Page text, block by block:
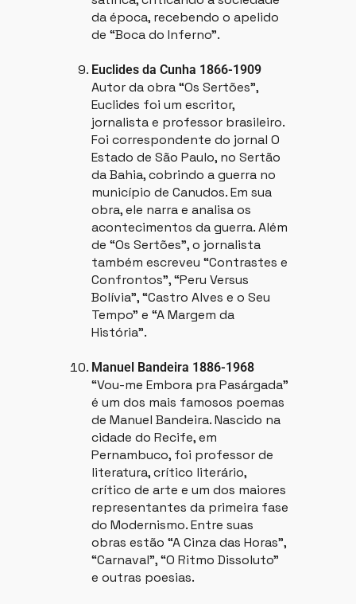
da época, recebendo o apelido
de “Boca do Inferno”.
Euclides da Cunha 1866-1909
Autor da obra “Os Sertões”,
Euclides foi um escritor,
jornalista e professor brasileiro.
Foi correspondente do jornal O
Estado de São Paulo, no Sertão
da Bahia, cobrindo a guerra no
município de Canudos. Em sua
obra, ele narra e analisa os
acontecimentos da guerra. Além
de “Os Sertões”, o jornalista
também escreveu “Contrastes e
Confrontos”, “Peru Versus
Bolívia”, “Castro Alves e o Seu
Tempo” e “A Margem da
História”.
Manuel Bandeira 1886-1968
“Vou-me Embora pra Pasárgada”
é um dos mais famosos poemas
de Manuel Bandeira. Nascido na
cidade do Recife, em
Pernambuco, foi professor de
literatura, crítico literário,
crítico de arte e um dos maiores
representantes da primeira fase
do Modernismo. Entre suas
obras estão “A Cinza das Horas”,
“Carnaval”, “O Ritmo Dissoluto”
e outras poesias.